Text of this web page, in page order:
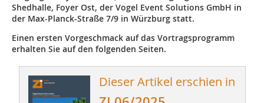
Shedhalle, Foyer Ost, der Vogel Event Solutions GmbH in
der Max-Planck-Straße 7/9 in Würzburg statt.
Einen ersten Vorgeschmack auf das Vortragsprogramm
erhalten Sie auf den folgenden Seiten.
Dieser Artikel erschien in